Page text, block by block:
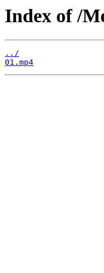
Index of /
../
01.mp4